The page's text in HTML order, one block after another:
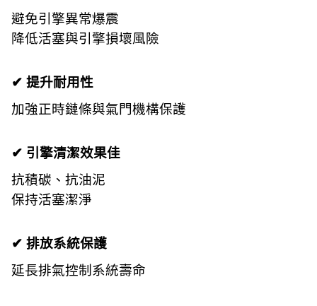
避免引擎異常爆震
降低活塞與引擎損壞風險
✔ 提升耐用性
加強正時鏈條與氣門機構保護
✔ 引擎清潔效果佳
抗積碳、抗油泥
保持活塞潔淨
✔ 排放系統保護
延長排氣控制系統壽命